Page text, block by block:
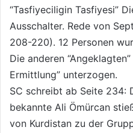
“Tasfiyeciligin Tasfiyesi”
Ausschalter. Rede von
208-220). 12 Personen
Die anderen
Ermittlung” unterzogen.
SC schreibt ab Seite 234:
bekannte Ali Ömürcan
von Kurdistan zu der